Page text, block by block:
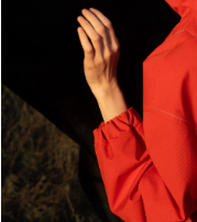
ДОСТАВКА
ОПЛАТА
ВОЗВРАТ ТОВАРА
РАЗМЕРНАЯ СЕТКА
КОНТАКТЫ